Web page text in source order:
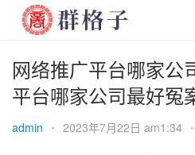
网络推广平台哪家公
平台哪家公司最好冤
admin • 2023年7月22日 am1:34 •